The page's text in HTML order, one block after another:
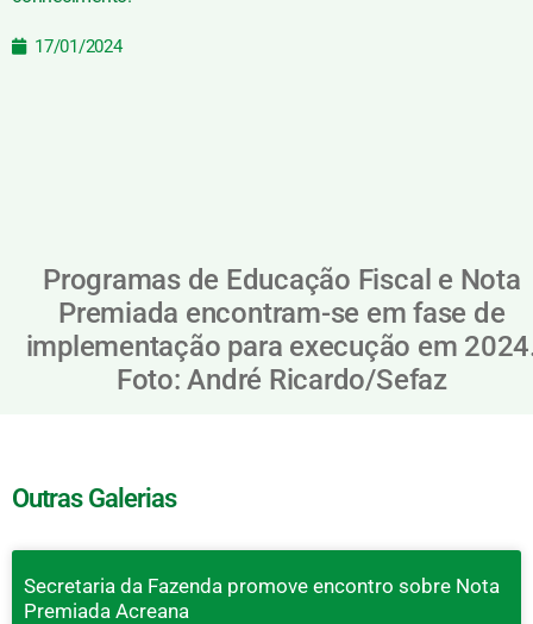
17/01/2024
Programas de Educação Fiscal e Nota
Premiada encontram-se em fase de
implementação para execução em
Foto: André Ricardo/Sefaz
Outras Galerias
Secretaria da Fazenda promove encontro sobre Nota
Premiada Acreana